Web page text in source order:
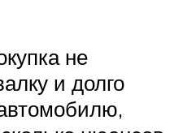
не
и долго